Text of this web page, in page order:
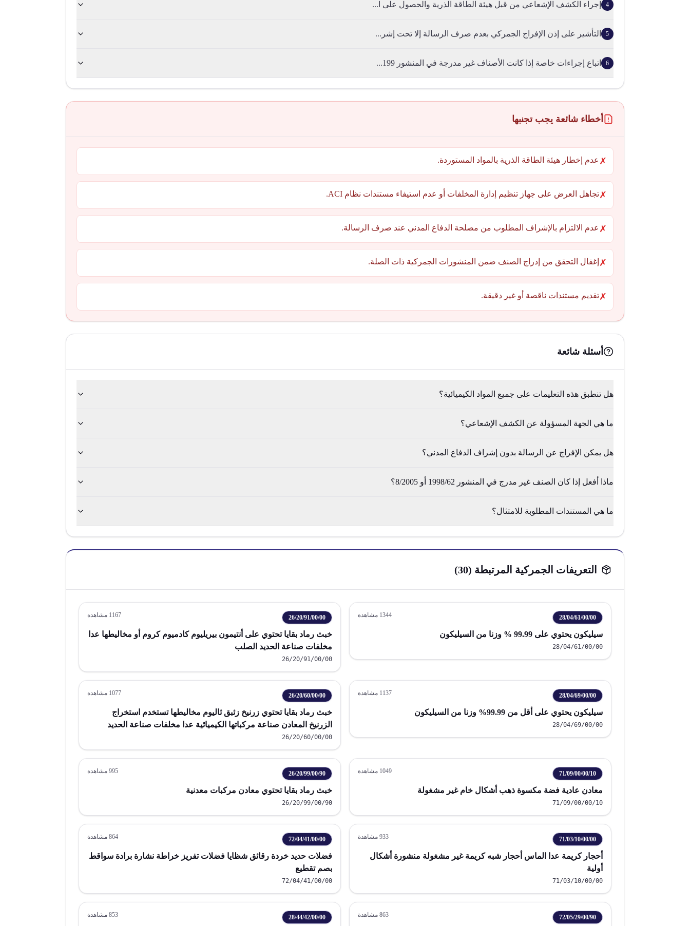
4 إجراء الكشف الإشعاعي من قبل هيئة الطاقة الذرية والحصول على ا...
5 التأشير على إذن الإفراج الجمركي بعدم صرف الرسالة إلا تحت إشر...
6 اتباع إجراءات خاصة إذا كانت الأصناف غير مدرجة في المنشور 199...
أخطاء شائعة يجب تجنبها
✗ عدم إخطار هيئة الطاقة الذرية بالمواد المستوردة.
✗تجاهل العرض على جهاز تنظيم إدارة المخلفات أو عدم استيفاء مستندات نظام ACI.
✗ عدم الالتزام بالإشراف المطلوب من مصلحة الدفاع المدني عند صرف الرسالة.
✗ إغفال التحقق من إدراج الصنف ضمن المنشورات الجمركية ذات الصلة.
✗تقديم مستندات ناقصة أو غير دقيقة.
أسئلة شائعة
هل تنطبق هذه التعليمات على جميع المواد الكيميائية؟
ما هي الجهة المسؤولة عن الكشف الإشعاعي؟
هل يمكن الإفراج عن الرسالة بدون إشراف الدفاع المدني؟
ماذا أفعل إذا كان الصنف غير مدرج في المنشور 1998/62 أو 8/2005؟
ما هي المستندات المطلوبة للامتثال؟
التعريفات الجمركية المرتبطة (30
)
28/04/61/00/00
1344 مشاهدة
سيليكون يحتوي على 99.99 % وزنا من السيليكون
28/04/61/00/00
26/20/91/00/00
1167 مشاهدة
خبث رماد بقايا تحتوي على أنتيمون بيريليوم كادميوم كروم أو مخاليطها عدا
مخلفات صناعة الحديد الصلب
26/20/91/00/00
28/04/69/00/00
1137 مشاهدة
سيليكون يحتوي على أقل من 99.99% وزنا من السيليكون
28/04/69/00/00
26/20/60/00/00
1077 مشاهدة
خبث رماد بقايا تحتوي زرنيخ زئبق ثاليوم مخاليطها تستخدم استخراج
الزرنيخ المعادن صناعة مركباتها الكيميائية عدا مخلفات صناعة الحديد
الصلب
26/20/60/00/00
71/09/00/00/10
1049 مشاهدة
معادن عادية فضة مكسوة ذهب أشكال خام غير مشغولة
71/09/00/00/10
26/20/99/00/90
995 مشاهدة
خبث رماد بقايا تحتوي معادن مركبات معدنية
26/20/99/00/90
71/03/10/00/00
933 مشاهدة
أحجار كريمة عدا الماس أحجار شبه كريمة غير مشغولة منشورة أشكال
أولية
71/03/10/00/00
72/04/41/00/00
864 مشاهدة
فضلات حديد خردة رقائق شظايا فضلات تفريز خراطة نشارة برادة سواقط
بصم تقطيع
72/04/41/00/00
72/05/29/00/90
863 مشاهدة 28/44/42/00/00
853 مشاهدة